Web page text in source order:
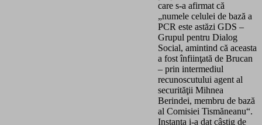
care s-a afirmat că
„numele celulei de bază a
PCR este astăzi GDS –
Grupul pentru Dialog
Social, amintind că aceasta
a fost înfiinţată de Brucan
– prin intermediul
recunoscutului agent al
securităţii Mihnea
Berindei, membru de bază
al Comisiei Tismăneanu“.
Instanţa i-a dat câştig de